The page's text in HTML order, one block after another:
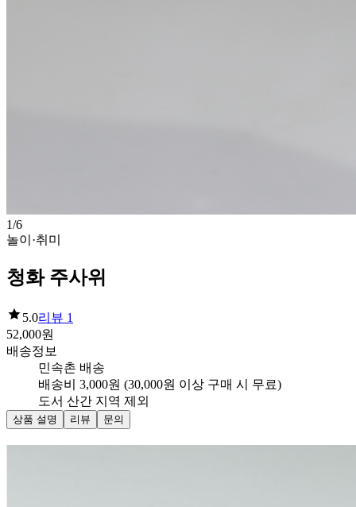
1/6
놀이·취미
청화 주사위
5.0리뷰 1
52,000원
배송정보
민속촌 배송
배송비 3,000원 (30,000원 이상 구매 시 무료)
도서 산간 지역 제외
상품 설명 리뷰 문의